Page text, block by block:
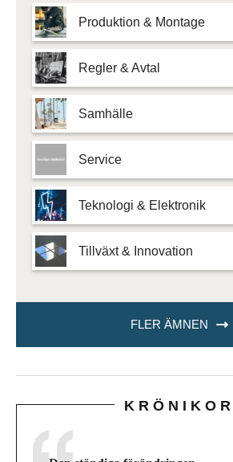
Produktion & Montage
Regler & Avtal
Samhälle
Service
Teknologi & Elektronik
Tillväxt & Innovation
FLER ÄMNEN
KRÖNIKOR